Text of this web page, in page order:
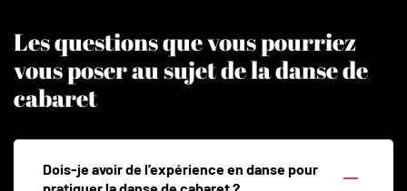
Les questions que vous pourriez
vous poser au sujet de la danse de
cabaret
Dois-je avoir de l’expérience en danse pour